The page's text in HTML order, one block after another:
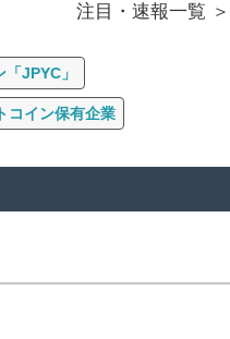
注目・速報一覧
JPYC」
コイン保有企業